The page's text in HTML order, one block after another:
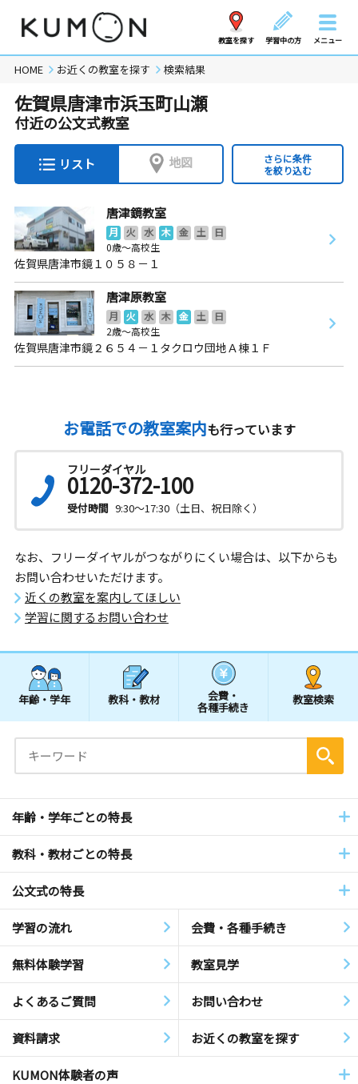
教室を探す 学習中の方 メニュー
HOME お近くの教室を探す 検索結果
佐賀県唐津市浜玉町山瀬
付近の公文式教室
リスト 地図
さらに条件
を絞り込む
唐津鏡教室
月 火 水 木 金 土
日
0歳～高校生
佐賀県唐津市鏡１０５８－１
唐津原教室
月 火 水 木 金 土
日
2歳～高校生
佐賀県唐津市鏡２６５４－１タクロウ団地Ａ棟１Ｆ
お電話での教室案内も行っています
フリーダイヤル
0120-372-100
受付時間 9:30～17:30（土日、祝日除く）
なお、フリーダイヤルがつながりにくい場合は、以下からも
お問い合わせいただけます。
近くの教室を案内してほしい
学習に関するお問い合わせ
年齢・学年 教科・教材 会費・
各種手続き
教室検索
年齢・学年ごとの特長
教科・教材ごとの特長
公文式の特長
学習の流れ 会費・各種手続き
無料体験学習 教室見学
よくあるご質問 お問い合わせ
資料請求 お近くの教室を探す
KUMON体験者の声